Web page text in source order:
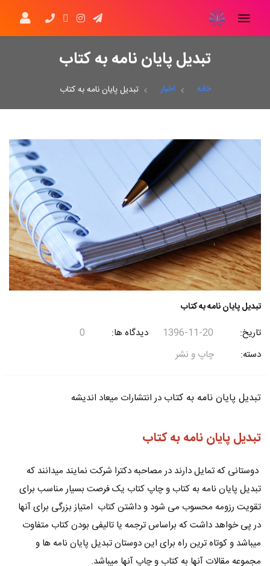
تبدیل پایان نامه به کتاب
خانه اخبار تبدیل پایان نامه به کتاب
تبدیل پایان نامه به کتاب
تاریخ 1396-11-20 دیدگاه ها
0
دسته
چاپ و نشر
تبدیل پایان نامه به کتاب در انتشارات میعاد اندیشه
تبدیل پایان نامه به کتاب
دوستانی که تمایل دارند در مصاحبه دکترا شرکت نمایند میدانند که
تبدیل پایان نامه به کتاب و چاپ کتاب یک فرصت بسیار مناسب برای
تقویت رزومه محسوب می شود و داشتن کتاب امتیاز بزرگی برای آنها
در پی خواهد داشت که براساس ترجمه یا تالیفی بودن کتاب متفاوت
میباشد و کوتاه ترین راه برای این دوستان تبدیل پایان نامه ها و
مجموعه مقالات آنها به کتاب و چاپ آنها میباشد.